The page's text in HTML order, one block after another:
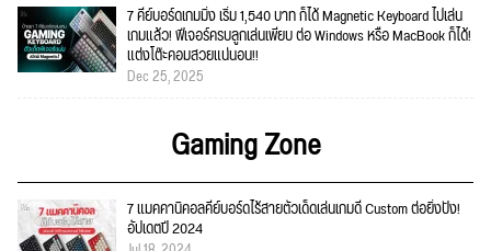
7 คีย์บอร์ดเกมมิ่ง เริ่ม 1,540 บาท ก็ได้ Magnetic Keyboard ไปเล่น
เกมแล้ว! ฟีเจอร์ครบลูกเล่นเพียบ ต่อ Windows หรือ MacBook ก็ได้!
แต่งโต๊ะคอมสวยแน่นอน!!
Dec 25, 2025
Gaming Zone
7 แมคคานิคอลคีย์บอร์ดไร้สายตัวเด็ดเล่นเกมดี Custom ต่อยิ่งปัง!
อัปเดตปี 2024